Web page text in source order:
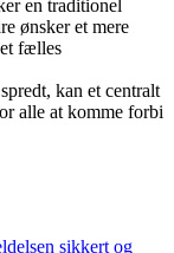
en traditionel
ønsker et mere
fælles
kan et centralt
alle at komme forbi
sikkert og